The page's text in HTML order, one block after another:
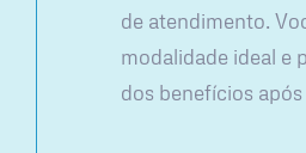
de atendimento.
modalidade ideal e
dos benefícios